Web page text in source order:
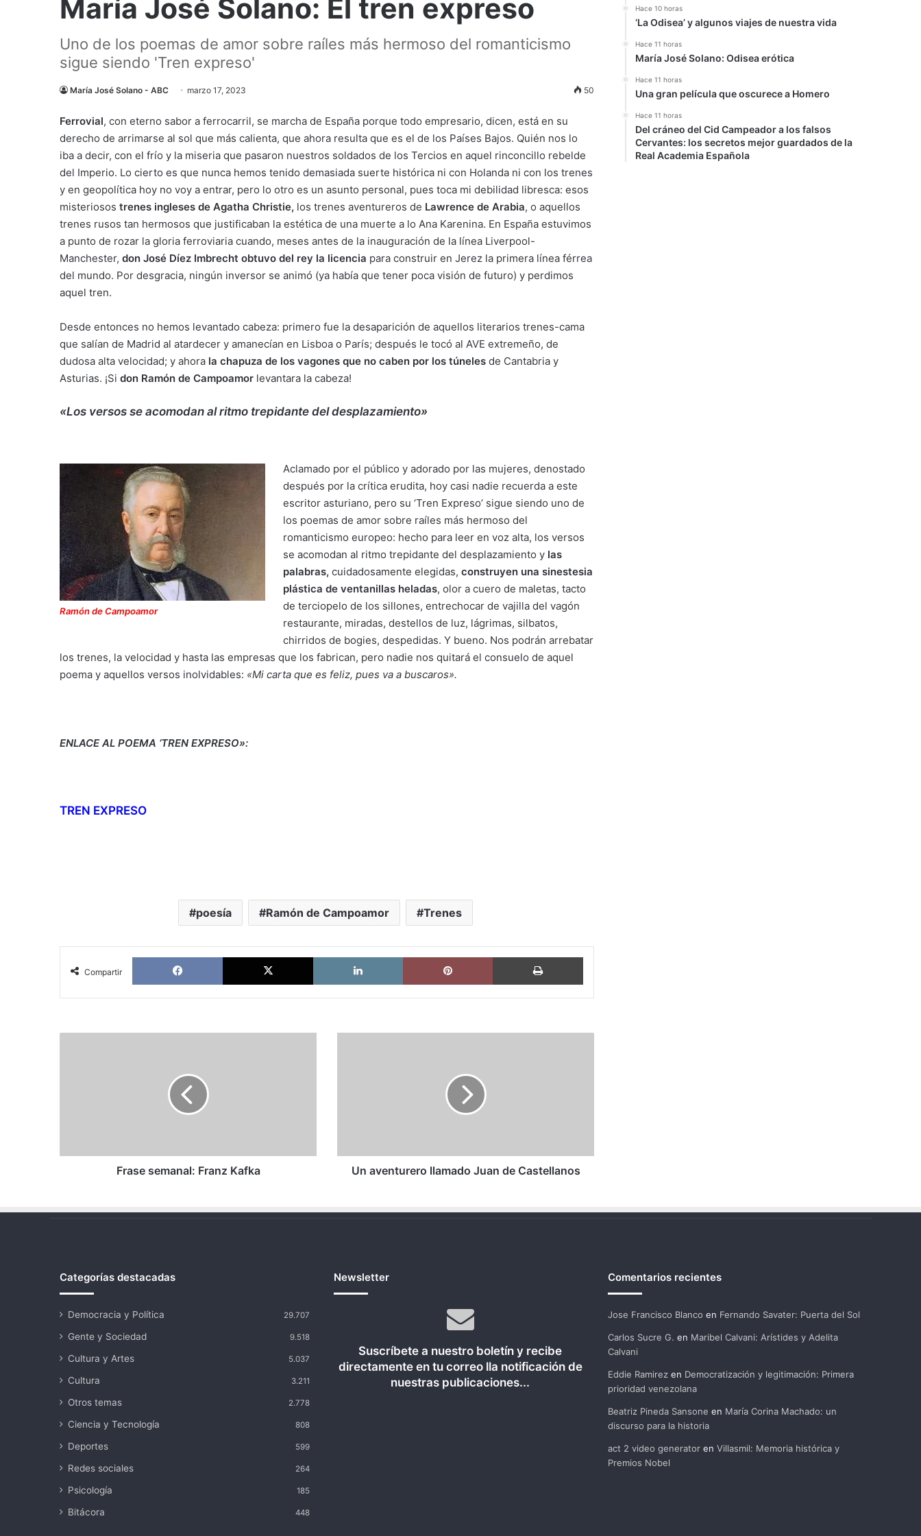
María José Solano: El tren expreso
Uno de los poemas de amor sobre raíles más hermoso del romanticismo
sigue siendo 'Tren expreso'
María José Solano - ABC marzo 17, 2023 50
Ferrovial, con eterno sabor a ferrocarril, se marcha de España porque todo empresario, dicen, está en su
derecho de arrimarse al sol que más calienta, que ahora resulta que es el de los Países Bajos. Quién nos lo
iba a decir, con el frío y la miseria que pasaron nuestros soldados de los Tercios en aquel rinconcillo rebelde
del Imperio. Lo cierto es que nunca hemos tenido demasiada suerte histórica ni con Holanda ni con los trenes
y en geopolítica hoy no voy a entrar, pero lo otro es un asunto personal, pues toca mi debilidad libresca: esos
misteriosos trenes ingleses de Agatha Christie, los trenes aventureros de Lawrence de Arabia, o aquellos
trenes rusos tan hermosos que justificaban la estética de una muerte a lo Ana Karenina. En España estuvimos
a punto de rozar la gloria ferroviaria cuando, meses antes de la inauguración de la línea Liverpool-
Manchester, don José Díez Imbrecht obtuvo del rey la licencia para construir en Jerez la primera línea férrea
del mundo. Por desgracia, ningún inversor se animó (ya había que tener poca visión de futuro) y perdimos
aquel tren.
Desde entonces no hemos levantado cabeza: primero fue la desaparición de aquellos literarios trenes-cama
que salían de Madrid al atardecer y amanecían en Lisboa o París; después le tocó al AVE extremeño, de
dudosa alta velocidad; y ahora la chapuza de los vagones que no caben por los túneles de Cantabria y
Asturias. ¡Si don Ramón de Campoamor levantara la cabeza!
«Los versos se acomodan al ritmo trepidante del desplazamiento»
Ramón de Campoamor
Aclamado por el público y adorado por las mujeres, denostado
después por la crítica erudita, hoy casi nadie recuerda a este
escritor asturiano, pero su ‘Tren Expreso’ sigue siendo uno de
los poemas de amor sobre raíles más hermoso del
romanticismo europeo: hecho para leer en voz alta, los versos
se acomodan al ritmo trepidante del desplazamiento y las
palabras,cuidadosamente elegidas, construyen una sinestesia
plástica de ventanillas heladas, olor a cuero de maletas, tacto
de terciopelo de los sillones, entrechocar de vajilla del vagón
restaurante, miradas, destellos de luz, lágrimas, silbatos,
chirridos de bogies, despedidas. Y bueno. Nos podrán arrebatar
los trenes, la velocidad y hasta las empresas que los fabrican, pero nadie nos quitará el consuelo de aquel
poema y aquellos versos inolvidables: «Mi carta que es feliz, pues va a buscaros».
ENLACE AL POEMA ‘TREN EXPRESO»:
TREN EXPRESO
poesía Ramón de Campoamor Trenes
Compartir
Facebook X LinkedIn Pinterest Imprimir
Frase semanal: Franz Kafka Un aventurero llamado Juan de Castellanos
Hace 10 horas
‘La Odisea’ y algunos viajes de nuestra vida
Hace 11 horas
María José Solano: Odisea erótica
Hace 11 horas
Una gran película que oscurece a Homero
Hace 11 horas
Del cráneo del Cid Campeador a los falsos
Cervantes: los secretos mejor guardados de la
Real Academia Española
Categorías destacadas
Democracia y Política 29.707
Gente y Sociedad 9.518
Cultura y Artes 5.037
Cultura 3.211
Otros temas 2.778
Ciencia y Tecnología 808
Deportes 599
Redes sociales 264
Psicología 185
Bitácora 448
Newsletter
Suscríbete a nuestro boletín y recibe
directamente en tu correo lla notificación de
nuestras publicaciones...
Comentarios recientes
Jose Francisco Blanco en Fernando Savater: Puerta del Sol
Carlos Sucre G. en Maribel Calvani: Arístides y Adelita
Calvani
Eddie Ramirezen Democratización y legitimación: Primera
prioridad venezolana
Beatriz Pineda Sansone en María Corina Machado: un
discurso para la historia
act 2 video generatoren Villasmil: Memoria histórica y
Premios Nobel